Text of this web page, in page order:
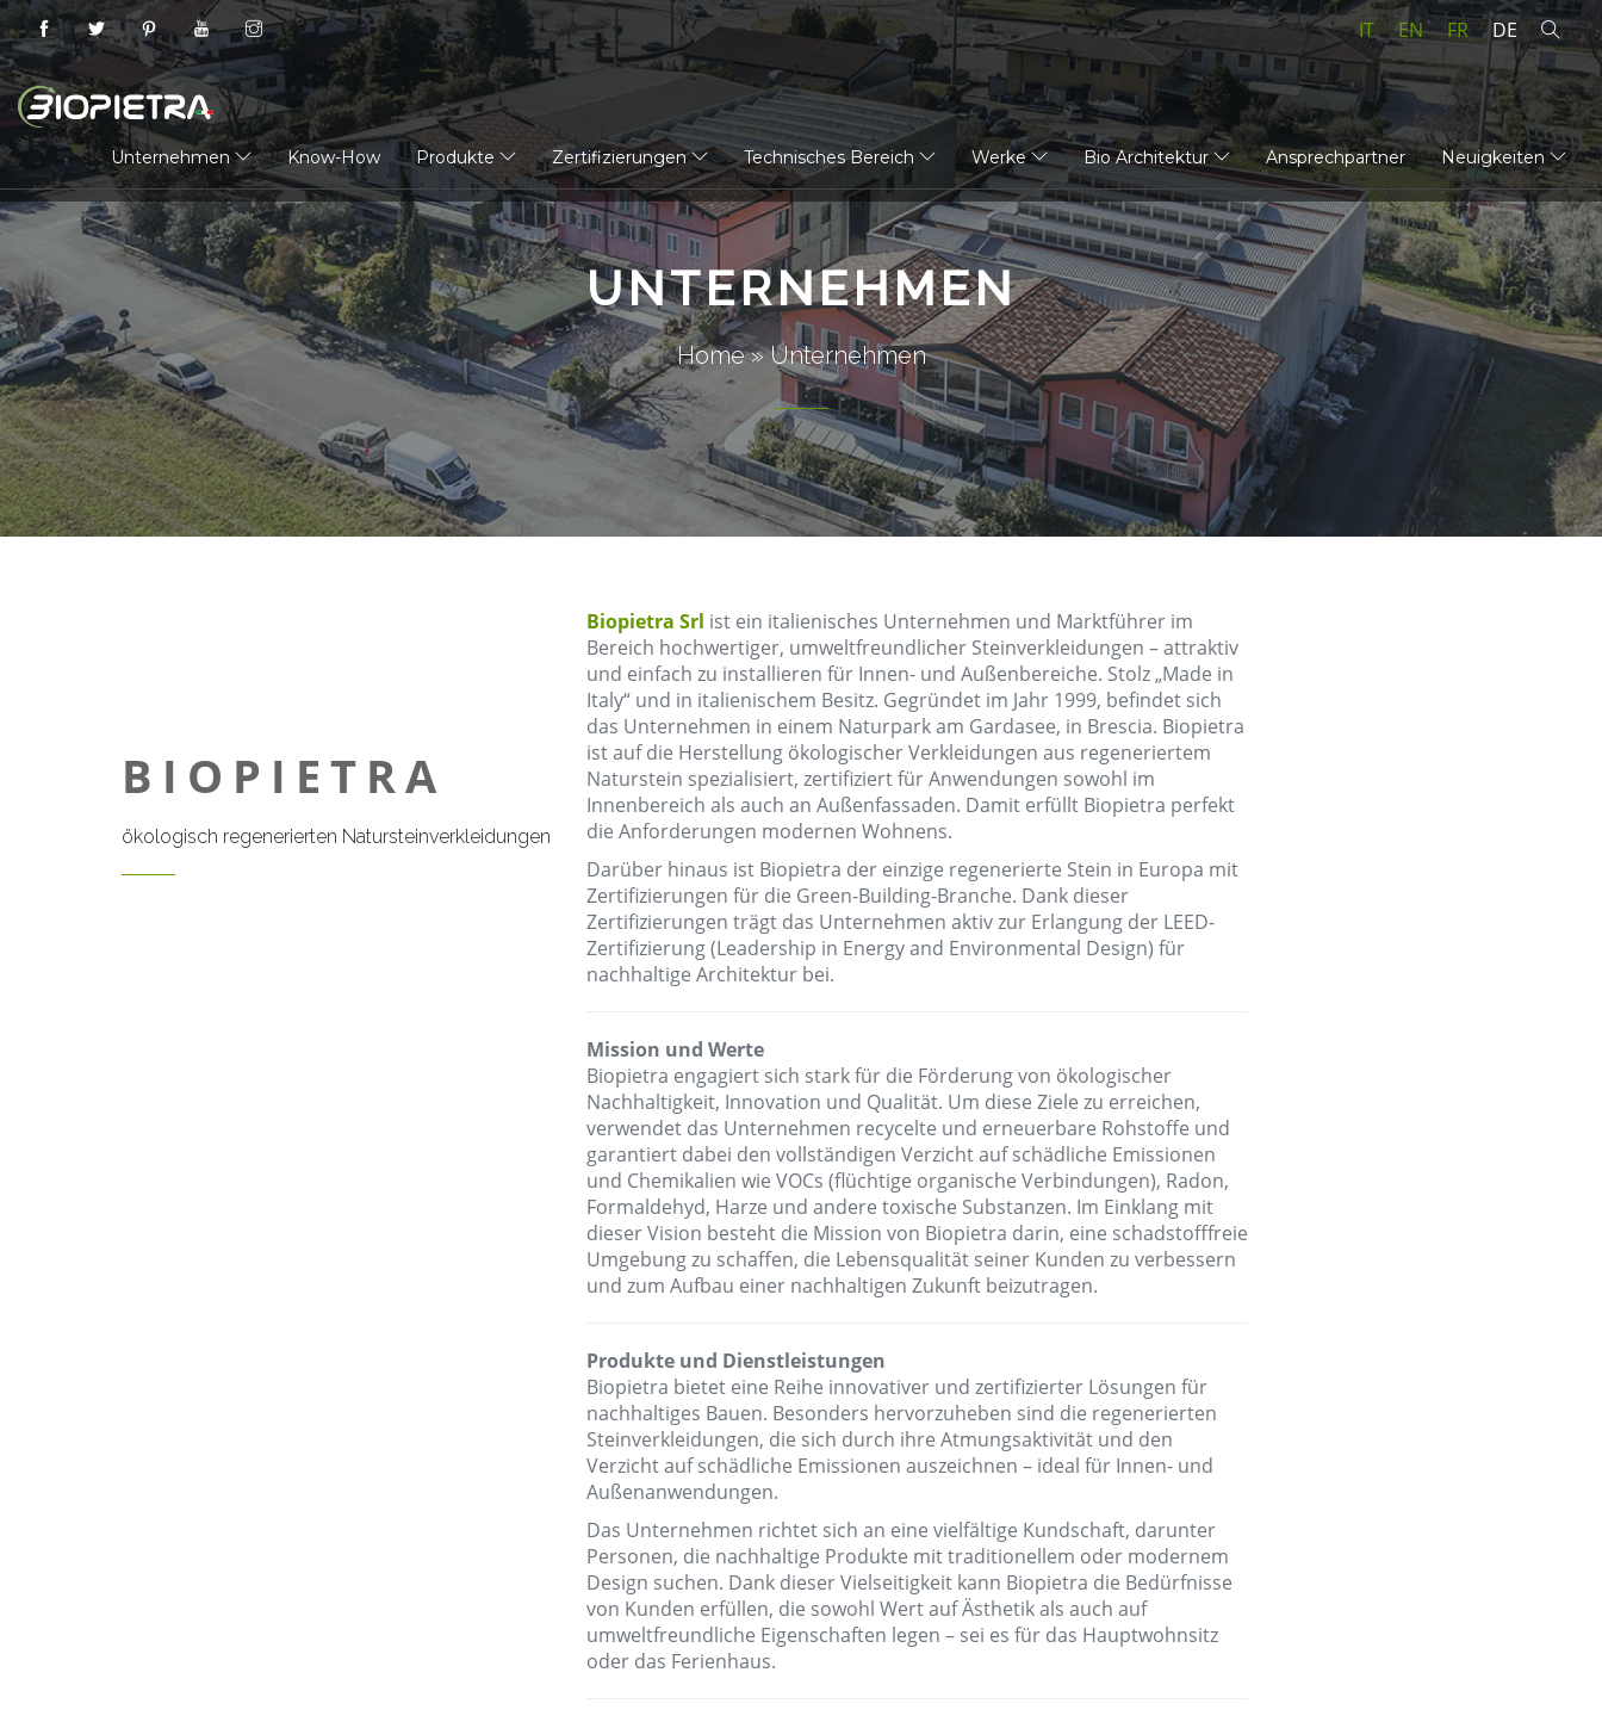
IT EN FR DE
Unternehmen Know-How Produkte Zertifizierungen Technisches Bereich Werke Bio Architektur Ansprechpartner Neuigkeiten
UNTERNEHMEN
Home»Unternehmen
BIOPIETRA
ökologisch regenerierten Natursteinverkleidungen
Biopietra Srl ist ein italienisches Unternehmen und Marktführer im
Bereich hochwertiger, umweltfreundlicher Steinverkleidungen – attraktiv
und einfach zu installieren für Innen- und Außenbereiche. Stolz „Made in
Italy“ und in italienischem Besitz. Gegründet im Jahr 1999, befindet sich
das Unternehmen in einem Naturpark am Gardasee, in Brescia. Biopietra
ist auf die Herstellung ökologischer Verkleidungen aus regeneriertem
Naturstein spezialisiert, zertifiziert für Anwendungen sowohl im
Innenbereich als auch an Außenfassaden. Damit erfüllt Biopietra perfekt
die Anforderungen modernen Wohnens.
Darüber hinaus ist Biopietra der einzige regenerierte Stein in Europa mit
Zertifizierungen für die Green-Building-Branche. Dank dieser
Zertifizierungen trägt das Unternehmen aktiv zur Erlangung der LEED-
Zertifizierung (Leadership in Energy and Environmental Design) für
nachhaltige Architektur bei.
Mission und Werte
Biopietra engagiert sich stark für die Förderung von ökologischer
Nachhaltigkeit, Innovation und Qualität. Um diese Ziele zu erreichen,
verwendet das Unternehmen recycelte und erneuerbare Rohstoffe und
garantiert dabei den vollständigen Verzicht auf schädliche Emissionen
und Chemikalien wie VOCs (flüchtige organische Verbindungen), Radon,
Formaldehyd, Harze und andere toxische Substanzen. Im Einklang mit
dieser Vision besteht die Mission von Biopietra darin, eine schadstofffreie
Umgebung zu schaffen, die Lebensqualität seiner Kunden zu verbessern
und zum Aufbau einer nachhaltigen Zukunft beizutragen.
Produkte und Dienstleistungen
Biopietra bietet eine Reihe innovativer und zertifizierter Lösungen für
nachhaltiges Bauen. Besonders hervorzuheben sind die regenerierten
Steinverkleidungen, die sich durch ihre Atmungsaktivität und den
Verzicht auf schädliche Emissionen auszeichnen – ideal für Innen- und
Außenanwendungen.
Das Unternehmen richtet sich an eine vielfältige Kundschaft, darunter
Personen, die nachhaltige Produkte mit traditionellem oder modernem
Design suchen. Dank dieser Vielseitigkeit kann Biopietra die Bedürfnisse
von Kunden erfüllen, die sowohl Wert auf Ästhetik als auch auf
umweltfreundliche Eigenschaften legen – sei es für das Hauptwohnsitz
oder das Ferienhaus.